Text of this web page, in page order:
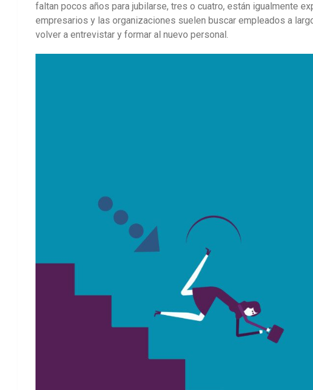
faltan pocos años para jubilarse, tres o cuatro, están igualmente
empresarios y las organizaciones suelen buscar empleados a
volver a entrevistar y formar al nuevo personal.